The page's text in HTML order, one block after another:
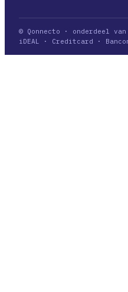
© Qonnecto · onderdeel
iDEAL · Creditcard ·